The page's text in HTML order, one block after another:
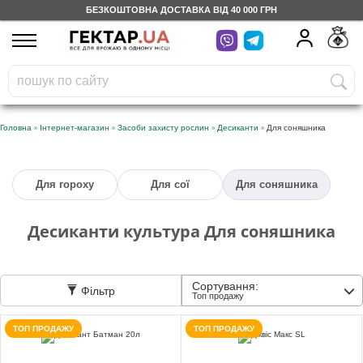
БЕЗКОШТОВНА ДОСТАВКА ВІД 40 000 ГРН
UA
На вашому
бонусному рахунку
грн
Безкоштовно по Україні
Категорії
Доставка
Відгуки
Головна » Інтернет-магазин » Засоби захисту рослин » Десиканти » Для соняшника
Для гороху Для сої Для соняшника
Десиканти культура Для соняшника
Фільтр Сортування:
Топ продажу
ТОП ПРОДАЖУ ТОП ПРОДАЖУ